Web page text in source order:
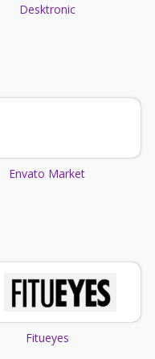
Desktronic
Envato Market
Fitueyes